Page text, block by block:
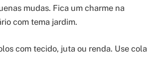
mudas. Fica um charme na
com tema jardim.
com tecido, juta ou renda. Use cola